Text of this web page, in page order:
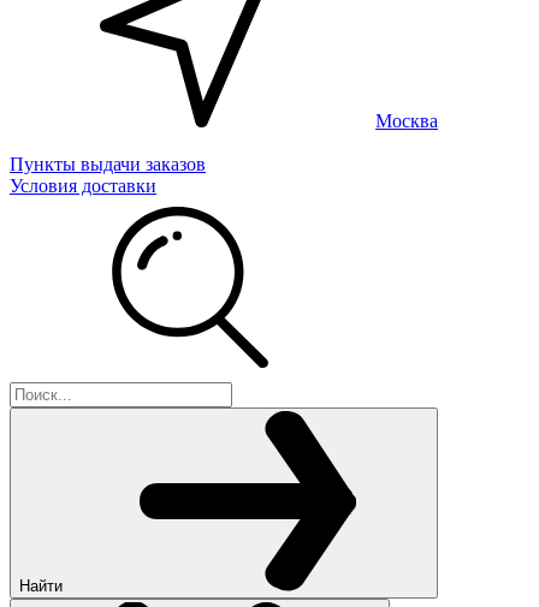
Москва
Пункты выдачи заказов
Условия доставки
Найти